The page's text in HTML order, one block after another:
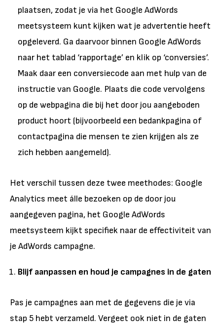
plaatsen, zodat je via het Google AdWords
meetsysteem kunt kijken wat je advertentie heeft
opgeleverd. Ga daarvoor binnen Google AdWords
naar het tablad ‘rapportage’ en klik op ‘conversies’.
Maak daar een conversiecode aan met hulp van de
instructie van Google. Plaats die code vervolgens
op de webpagina die bij het door jou aangeboden
product hoort (bijvoorbeeld een bedankpagina of
contactpagina die mensen te zien krijgen als ze
zich hebben aangemeld).
Het verschil tussen deze twee meethodes: Google
Analytics meet álle bezoeken op de door jou
aangegeven pagina, het Google AdWords
meetsysteem kijkt specifiek naar de effectiviteit van
je AdWords campagne.
Blijf aanpassen en houd je campagnes in de gaten
Pas je campagnes aan met de gegevens die je via
stap 5 hebt verzameld. Vergeet ook niet in de gaten